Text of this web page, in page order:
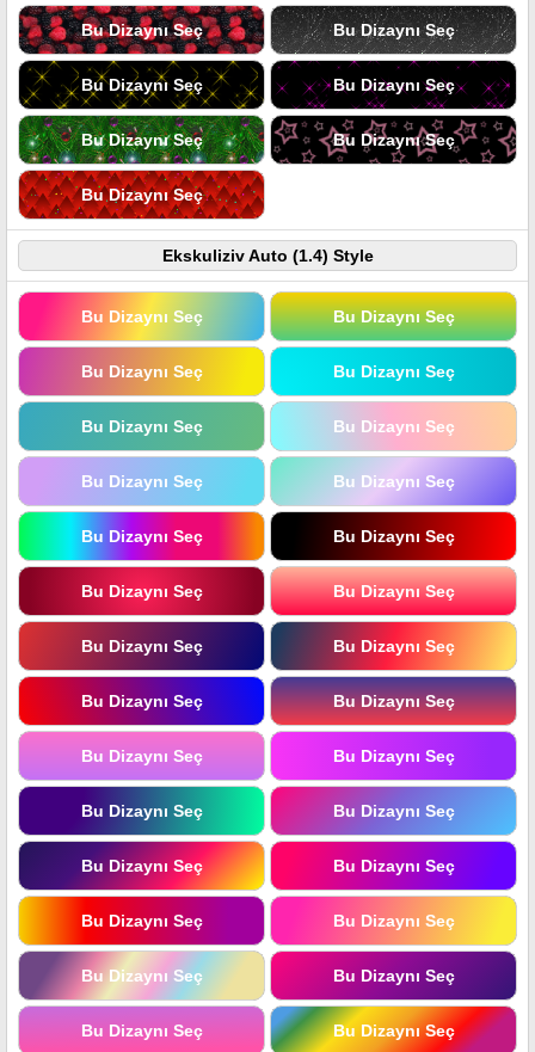
Bu Dizaynı Seç Bu Dizaynı Seç
Bu Dizaynı Seç Bu Dizaynı Seç
Bu Dizaynı Seç Bu Dizaynı Seç
Bu Dizaynı Seç
Ekskuliziv Auto (1.4) Style
Bu Dizaynı Seç Bu Dizaynı Seç
Bu Dizaynı Seç Bu Dizaynı Seç
Bu Dizaynı Seç Bu Dizaynı Seç
Bu Dizaynı Seç Bu Dizaynı Seç
Bu Dizaynı Seç Bu Dizaynı Seç
Bu Dizaynı Seç Bu Dizaynı Seç
Bu Dizaynı Seç Bu Dizaynı Seç
Bu Dizaynı Seç Bu Dizaynı Seç
Bu Dizaynı Seç Bu Dizaynı Seç
Bu Dizaynı Seç Bu Dizaynı Seç
Bu Dizaynı Seç Bu Dizaynı Seç
Bu Dizaynı Seç Bu Dizaynı Seç
Bu Dizaynı Seç Bu Dizaynı Seç
Bu Dizaynı Seç Bu Dizaynı Seç